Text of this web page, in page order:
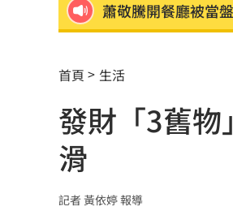
蕭敬騰開餐廳被當
73歲首過父親節 他
助鳳飛飛一炮而紅
天空突下起麻將雨
首頁 生活
發財「3舊物
滑
記者 黃依婷 報導